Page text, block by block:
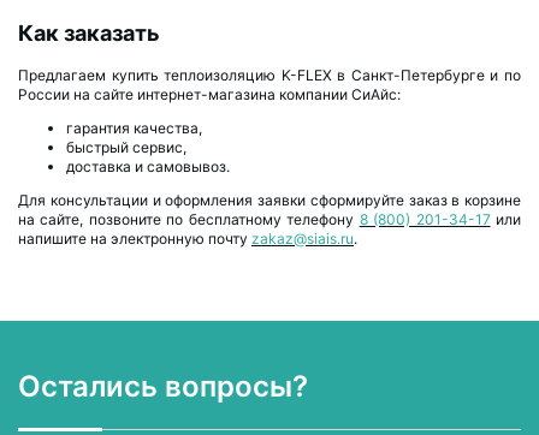
Как заказать
Предлагаем купить теплоизоляцию K-FLEX в Санкт-Петербурге и по
России на сайте интернет-магазина компании СиАйс:
гарантия качества,
быстрый сервис,
доставка и самовывоз.
Для консультации и оформления заявки сформируйте заказ в корзине
на сайте, позвоните по бесплатному телефону 8 (800) 201-34-17или
напишите на электронную почту zakaz@siais.ru.
Остались вопросы?